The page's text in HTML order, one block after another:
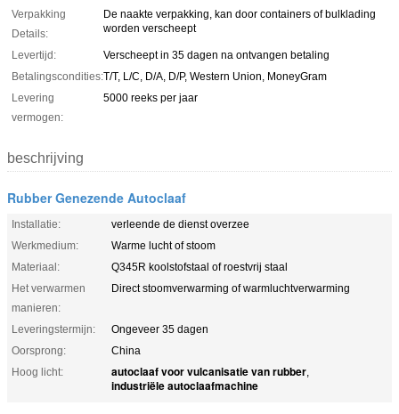
Verpakking
Details:
De naakte verpakking, kan door containers of bulklading
worden verscheept
Levertijd:
Verscheept in 35 dagen na ontvangen betaling
Betalingscondities:T/T, L/C, D/A, D/P, Western Union, MoneyGram
Levering
vermogen:
5000 reeks per jaar
beschrijving
Rubber Genezende Autoclaaf
Installatie:
verleende de dienst overzee
Werkmedium:
Warme lucht of stoom
Materiaal:
Q345R koolstofstaal of roestvrij staal
Het verwarmen
manieren:
Direct stoomverwarming of warmluchtverwarming
Leveringstermijn:
Ongeveer 35 dagen
Oorsprong:
China
Hoog licht:
autoclaaf voor vulcanisatie van rubber,
industriële autoclaafmachine